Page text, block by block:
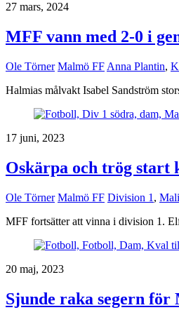
27 mars, 2024
MFF vann med 2-0 i
Ole Törner Malmö FF Anna Plantin,
Halmias målvakt Isabel Sandström
17 juni, 2023
Oskärpa och trög start
Ole Törner Malmö FF Division 1 ,
MFF fortsätter att vinna i division 1.
20 maj, 2023
Sjunde raka segern för